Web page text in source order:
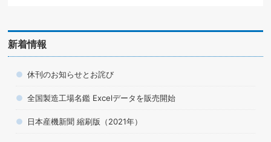
新着情報
休刊のお知らせとお詫び
全国製造工場名鑑 Excelデータを販売開始
日本産機新聞 縮刷版（2021年）